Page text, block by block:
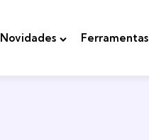
Novidades Ferramentas